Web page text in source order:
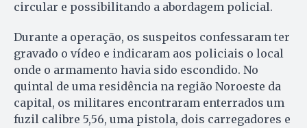
circular e possibilitando a abordagem policial.
Durante a operação, os suspeitos confessaram ter
gravado o vídeo e indicaram aos policiais o local
onde o armamento havia sido escondido. No
quintal de uma residência na região Noroeste da
capital, os militares encontraram enterrados um
fuzil calibre 5,56, uma pistola, dois carregadores e